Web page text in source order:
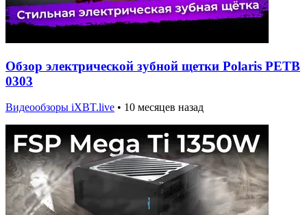
Обзор электрической зубной щетки Polaris PETB
0303
Видеообзоры iXBT.live • 10 месяцев назад